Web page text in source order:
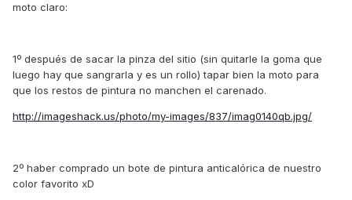
moto claro:
1º después de sacar la pinza del sitio (sin quitarle la goma que
luego hay que sangrarla y es un rollo) tapar bien la moto para
que los restos de pintura no manchen el carenado.
http://imageshack.us/photo/my-images/837/imag0140qb.jpg/
2º haber comprado un bote de pintura anticalórica de nuestro
color favorito xD